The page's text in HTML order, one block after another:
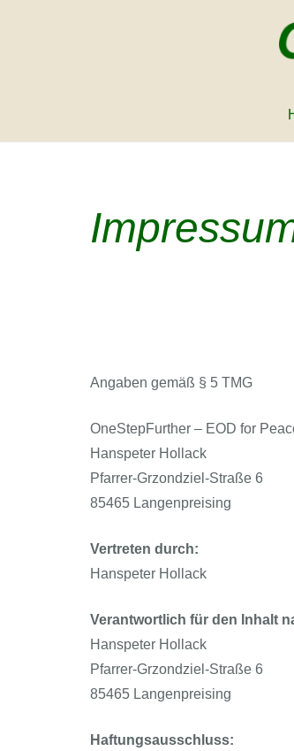
Angaben gemäß § 5 TMG
OneStepFurther – EOD for
Hanspeter Hollack
Pfarrer-Grzondziel-Straße 6
85465 Langenpreising
Vertreten durch:
Hanspeter Hollack
Verantwortlich für den Inhalt
Hanspeter Hollack
Pfarrer-Grzondziel-Straße 6
85465 Langenpreising
Haftungsausschluss: